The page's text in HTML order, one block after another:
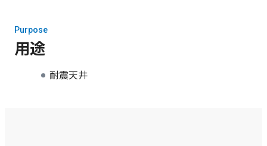
Purpose
用途
耐震天井